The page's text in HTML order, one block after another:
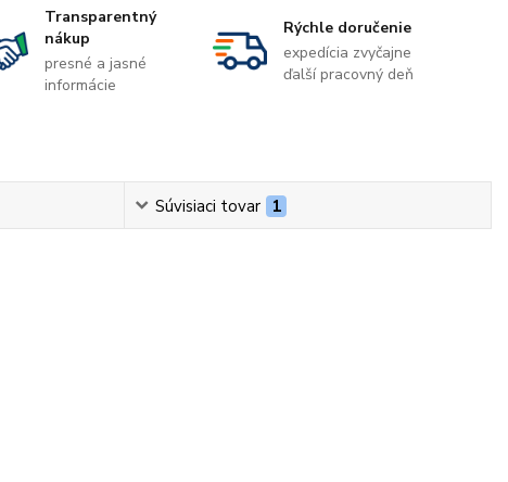
Transparentný
nákup
presné a jasné
informácie
Rýchle doručenie
expedícia zvyčajne
ďalší pracovný deň
Súvisiaci tovar 1